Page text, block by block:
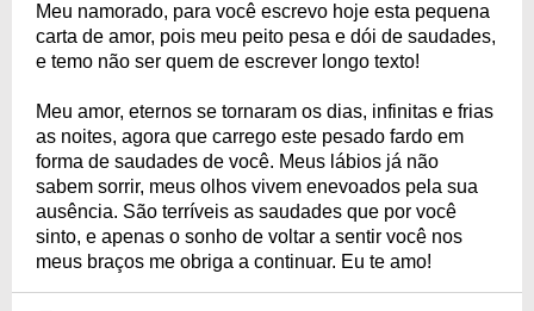
Meu namorado, para você escrevo hoje esta pequena
carta de amor, pois meu peito pesa e dói de saudades,
e temo não ser quem de escrever longo texto!
Meu amor, eternos se tornaram os dias, infinitas e frias
as noites, agora que carrego este pesado fardo em
forma de saudades de você. Meus lábios já não
sabem sorrir, meus olhos vivem enevoados pela sua
ausência. São terríveis as saudades que por você
sinto, e apenas o sonho de voltar a sentir você nos
meus braços me obriga a continuar. Eu te amo!